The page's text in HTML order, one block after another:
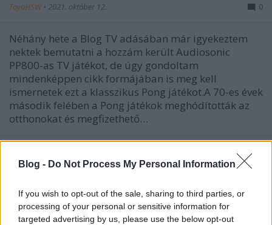
Blog - Do Not Process My Personal Information
If you wish to opt-out of the sale, sharing to third parties, or
processing of your personal or sensitive information for
targeted advertising by us, please use the below opt-out
ToyaHSW • 2021. október 12. 0
Néhány hete a Blog TV adásában már igyekeztem
nektek bemutatni a hozzám került Audiosonic
PP800-as TV játékot, de úgy gondoltam
mindenképpen cikk formájában is meg kell
ismernetek ezt a klasszikus Pong játékot.A 70-es évek
második felében a Pong játékok meghódították az
otthonokat és megfizethető…